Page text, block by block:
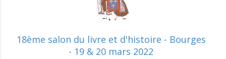
18ème salon du livre et d'histoire - Bourges
- 19 & 20 mars 2022